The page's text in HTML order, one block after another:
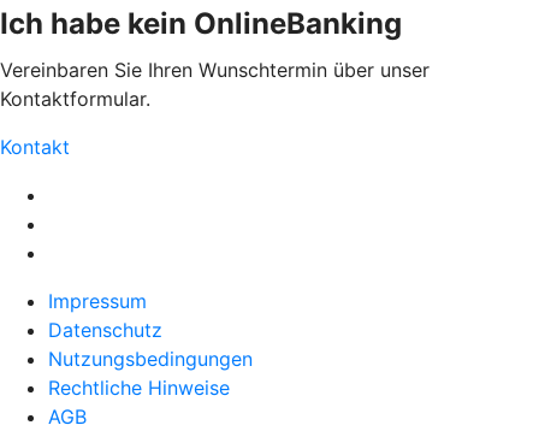
Ich habe kein OnlineBanking
Vereinbaren Sie Ihren Wunschtermin über unser
Kontaktformular.
Kontakt
Impressum
Datenschutz
Nutzungsbedingungen
Rechtliche Hinweise
AGB